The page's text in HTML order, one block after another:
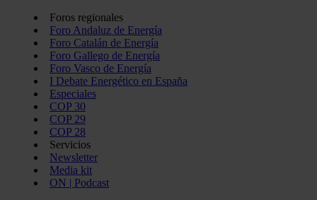
Foros regionales
Foro Andaluz de Energía
Foro Catalán de Energía
Foro Gallego de Energía
Foro Vasco de Energía
I Debate Energético en España
Especiales
COP 30
COP 29
COP 28
Servicios
Newsletter
Media kit
ON | Podcast